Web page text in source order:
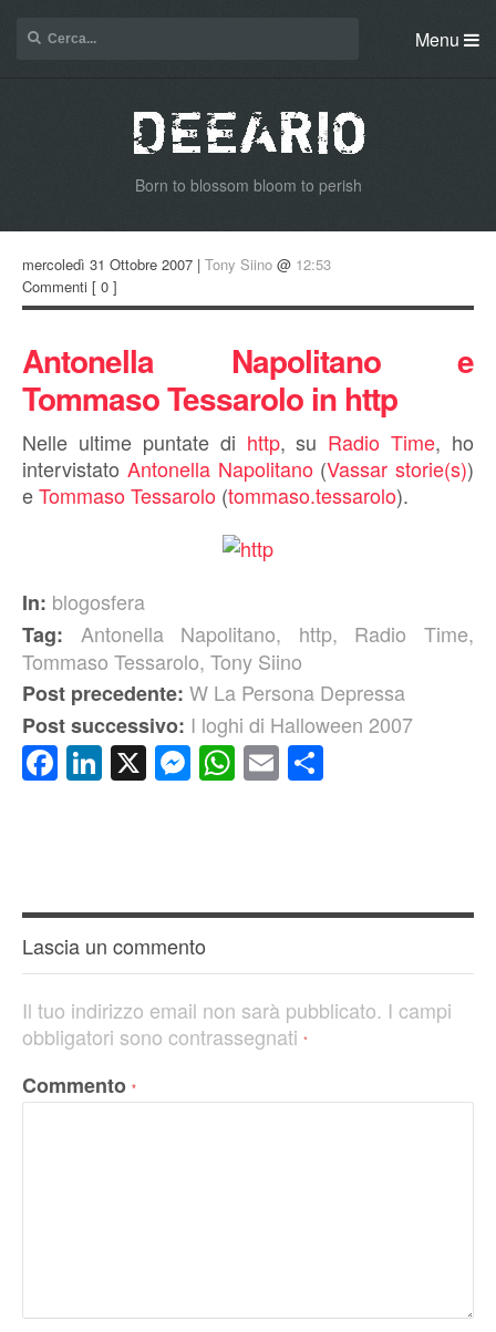
Menu
Born to blossom bloom to perish
mercoledì 31 Ottobre 2007 | Tony Siino @ 12:53
Commenti [ 0 ]
Antonella Napolitano e
Tommaso Tessarolo in http
Nelle ultime puntate di http, su Radio Time, ho
intervistato Antonella Napolitano(Vassar storie(s))
eTommaso Tessarolo (tommaso.tessarolo).
In: blogosfera
Tag:
Antonella Napolitano, http, Radio Time,
Tommaso Tessarolo, Tony Siino
Post precedente: W La Persona Depressa
Post successivo: I loghi di Halloween 2007
Facebook
LinkedIn
X Messenger
WhatsApp
Email
Lascia un commento
Il tuo indirizzo email non sarà pubblicato. I campi
obbligatori sono contrassegnati *
Commento *